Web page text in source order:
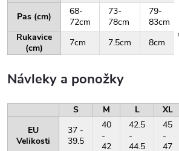
Pas (cm)
68-
72cm
73-
78cm
79-
83cm
Rukavice
(cm)
7cm 7.5cm 8cm
Návleky a ponožky
S M L XL
EU
Velikosti
37 -
39.5
40
-
42
42.5
-
44.5
45
-
47